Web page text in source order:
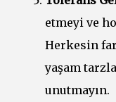
etmeyi ve
Herkesin
yaşam
unutmayın.